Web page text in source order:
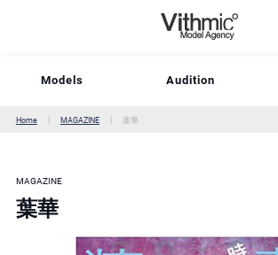
Models Audition
Home MAGAZINE 葉華
MAGAZINE
葉華